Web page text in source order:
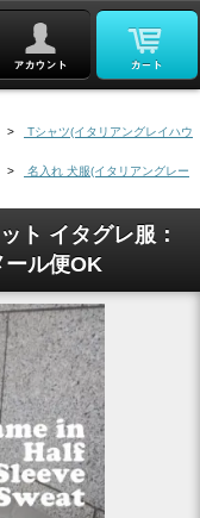
>
Tシャツ(イタリアングレイハウ
>
名入れ 犬服(イタリアングレー
ト イタグレ服：
ール便OK